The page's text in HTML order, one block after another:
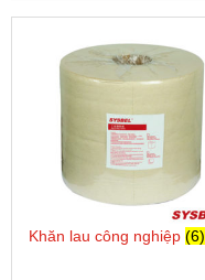
Khăn lau công nghiệp(6)